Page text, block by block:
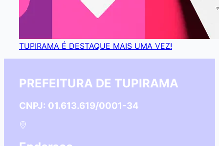
TUPIRAMA É DESTAQUE MAIS UMA VEZ!
PREFEITURA DE TUPIRAMA
CNPJ: 01.613.619/0001-34